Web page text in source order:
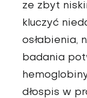
ze zbyt
kluczyć
osłabienia,
badania
dłospis w